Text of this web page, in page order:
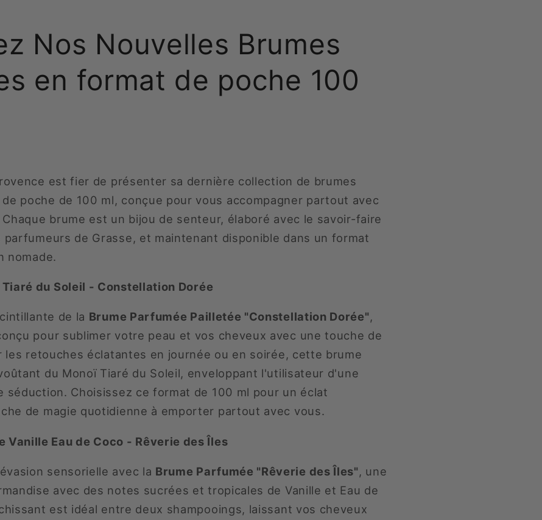
Nos Nouvelles Brumes
en format de poche 100
est fier de présenter sa dernière collection de brumes
poche de 100 ml, conçue pour vous accompagner partout avec
brume est un bijou de senteur, élaboré avec le savoir-faire
de Grasse, et maintenant disponible dans un format
nomade.
du Soleil - Constellation Dorée
de la Brume Parfumée Pailletée "Constellation Dorée",
pour sublimer votre peau et vos cheveux avec une touche de
les retouches éclatantes en journée ou en soirée, cette brume
du Monoï Tiaré du Soleil, enveloppant l'utilisateur d'une
séduction. Choisissez ce format de 100 ml pour un éclat
de magie quotidienne à emporter partout avec vous.
Vanille Eau de Coco - Rêverie des Îles
sensorielle avec la Brume Parfumée "Rêverie des Îles", une
avec des notes sucrées et tropicales de Vanille et Eau de
est idéal entre deux shampooings, laissant vos cheveux